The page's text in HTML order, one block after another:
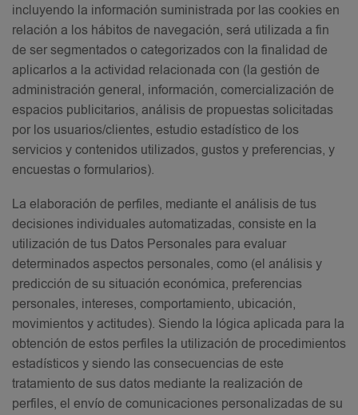
incluyendo la información suministrada por las cookies en
relación a los hábitos de navegación, será utilizada a fin
de ser segmentados o categorizados con la finalidad de
aplicarlos a la actividad relacionada con (la gestión de
administración general, información, comercialización de
espacios publicitarios, análisis de propuestas solicitadas
por los usuarios/clientes, estudio estadístico de los
servicios y contenidos utilizados, gustos y preferencias, y
encuestas o formularios).
La elaboración de perfiles, mediante el análisis de tus
decisiones individuales automatizadas, consiste en la
utilización de tus Datos Personales para evaluar
determinados aspectos personales, como (el análisis y
predicción de su situación económica, preferencias
personales, intereses, comportamiento, ubicación,
movimientos y actitudes). Siendo la lógica aplicada para la
obtención de estos perfiles la utilización de procedimientos
estadísticos y siendo las consecuencias de este
tratamiento de sus datos mediante la realización de
perfiles, el envío de comunicaciones personalizadas de su